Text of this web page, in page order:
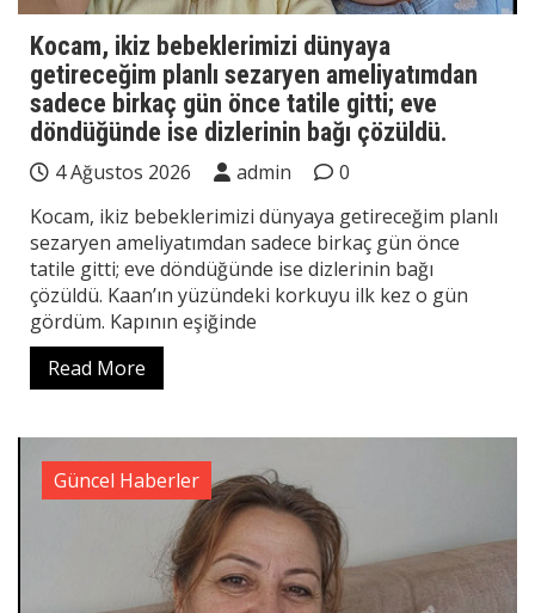
Kocam, ikiz bebeklerimizi dünyaya
getireceğim planlı sezaryen ameliyatımdan
sadece birkaç gün önce tatile gitti; eve
döndüğünde ise dizlerinin bağı çözüldü.
4 Ağustos 2026 admin
0
Kocam, ikiz bebeklerimizi dünyaya getireceğim planlı
sezaryen ameliyatımdan sadece birkaç gün önce
tatile gitti; eve döndüğünde ise dizlerinin bağı
çözüldü. Kaan’ın yüzündeki korkuyu ilk kez o gün
gördüm. Kapının eşiğinde
Read More
Güncel Haberler